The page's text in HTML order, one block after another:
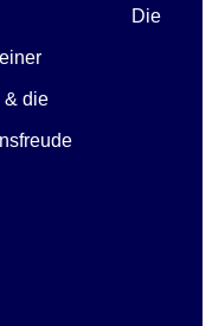
Die
& die